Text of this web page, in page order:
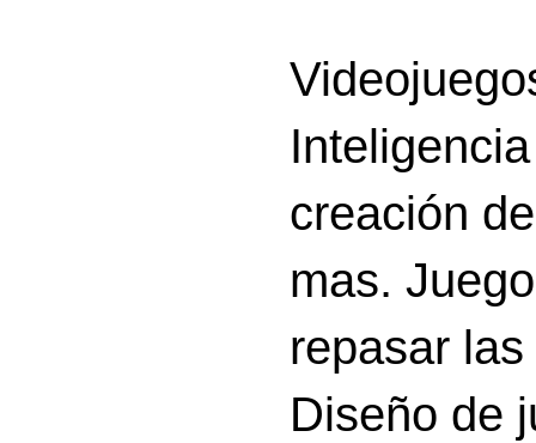
creación
mas.
repasar
Diseño de